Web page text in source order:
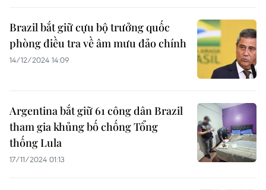
Brazil bắt giữ cựu bộ trưởng quốc
phòng điều tra về âm mưu đảo chính
14/12/2024 14:09
Argentina bắt giữ 61 công dân Brazil
tham gia khủng bố chống Tổng
thống Lula
17/11/2024 01:13